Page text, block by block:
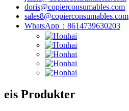
doris@copierconsumables.com
sales8@copierconsumables.com
WhatsApp：8614739630203
eis Produkter